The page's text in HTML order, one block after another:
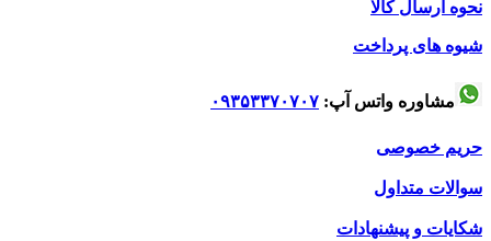
نحوه ارسال کالا
شیوه های پرداخت
مشاوره واتس آپ: ۰۹۳۵۳۳۷۰۷۰۷
حریم خصوصی
سوالات متداول
شکایات و پیشنهادات